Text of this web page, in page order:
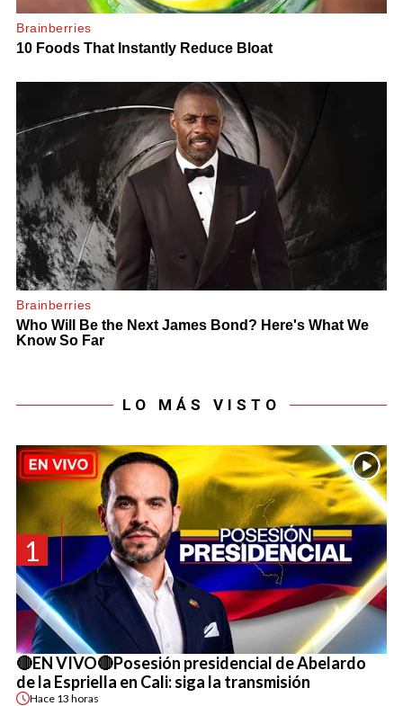
LO MÁS VISTO
1
🔴EN VIVO🔴Posesión presidencial de Abelardo
de la Espriella en Cali: siga la transmisión
Hace 13 horas